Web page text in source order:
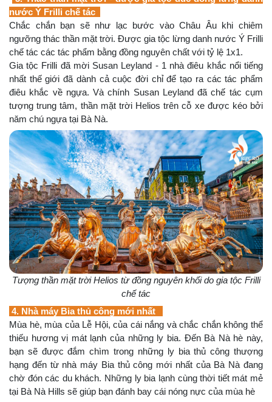
nước Ý Frilli chế tác
Chắc chắn bạn sẽ như lạc bước vào Châu Âu khi chiêm
ngưỡng thác thần mặt trời. Được gia tộc lừng danh nước Ý Frilli
chế tác các tác phẩm bằng đồng nguyên chất với tỷ lệ 1x1.
Gia tộc Frilli đã mời Susan Leyland - 1 nhà điêu khắc nổi tiếng
nhất thế giới đã dành cả cuộc đời chỉ để tạo ra các tác phẩm
điêu khắc về ngựa. Và chính Susan Leyland đã chế tác cụm
tượng trung tâm, thần mặt trời Helios trên cỗ xe được kéo bởi
năm chú ngựa tại Bà Nà.
Tượng thần mặt trời Helios từ đồng nguyên khối do gia tộc Frilli
chế tác
4. Nhà máy Bia thủ công mới nhất
Mùa hè, mùa của Lễ Hội, của cái nắng và chắc chắn không thể
thiếu hương vị mát lạnh của những ly bia. Đến Bà Nà hè này,
bạn sẽ được đắm chìm trong những ly bia thủ công thượng
hạng đến từ nhà máy Bia thủ công mới nhất của Bà Nà đang
chờ đón các du khách. Những ly bia lạnh cùng thời tiết mát mẻ
tại Bà Nà Hills sẽ giúp bạn đánh bay cái nóng nực của mùa hè